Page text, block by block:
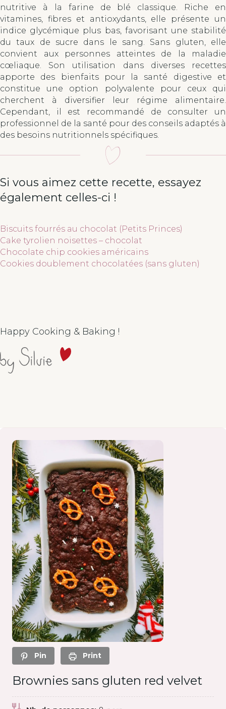
nutritive à la farine de blé classique. Riche en
vitamines, fibres et antioxydants, elle présente un
indice glycémique plus bas, favorisant une stabilité
du taux de sucre dans le sang. Sans gluten, elle
convient aux personnes atteintes de la maladie
cœliaque. Son utilisation dans diverses recettes
apporte des bienfaits pour la santé digestive et
constitue une option polyvalente pour ceux qui
cherchent à diversifier leur régime alimentaire.
Cependant, il est recommandé de consulter un
professionnel de la santé pour des conseils adaptés à
des besoins nutritionnels spécifiques.
Si vous aimez cette recette, essayez
également celles-ci !
Biscuits fourrés au chocolat (Petits Princes)
Cake tyrolien noisettes – chocolat
Chocolate chip cookies américains
Cookies doublement chocolatées (sans gluten)
Happy Cooking & Baking !
Pin Print
Brownies sans gluten red velvet